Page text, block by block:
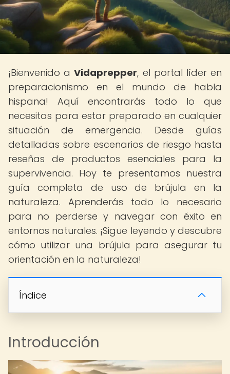
¡Bienvenido aVidaprepper, el portal líder en
preparacionismo en el mundo de habla
hispana! Aquí encontrarás todo lo que
necesitas para estar preparado en cualquier
situación de emergencia. Desde guías
detalladas sobre escenarios de riesgo hasta
reseñas de productos esenciales para la
supervivencia. Hoy te presentamos nuestra
guía completa de uso de brújula en la
naturaleza. Aprenderás todo lo necesario
para no perderse y navegar con éxito en
entornos naturales. ¡Sigue leyendo y descubre
cómo utilizar una brújula para asegurar tu
orientación en la naturaleza!
Índice
Introducción